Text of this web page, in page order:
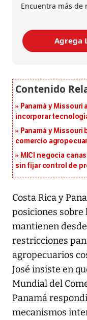
Encuentra más de
Agrega
Panamá y
incorporar
Panamá y
comercio
MICI negocia
sin fijar control de
Costa Rica y
posiciones
mantienen
restricciones
agropecuarios
José insiste en
Mundial del
Panamá
mecanismos